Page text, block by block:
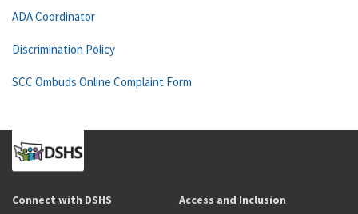
ADA Coordinator
Discrimination Policy
SCC Ombuds Online Complaint Form
Connect with DSHS Access and Inclusion